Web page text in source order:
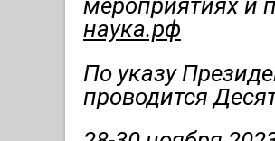
мероприятиях и
наука.рф
По указу
проводится